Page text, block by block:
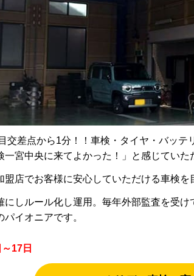
交差点から1分！！車検・タイヤ・バッ
一宮中央に来てよかった！」と感じてい
盟店でお客様に安心していただける車検
にしルール化し運用。毎年外部監査を受
イオニアです。
17日